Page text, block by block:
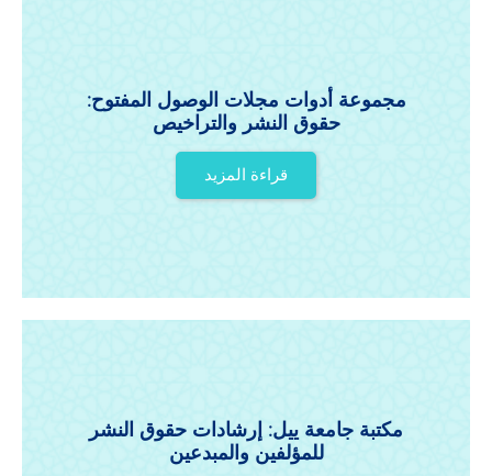
مجموعة أدوات مجلات الوصول المفتوح:
حقوق النشر والتراخيص
قراءة المزيد
مكتبة جامعة ييل: إرشادات حقوق النشر
للمؤلفين والمبدعين